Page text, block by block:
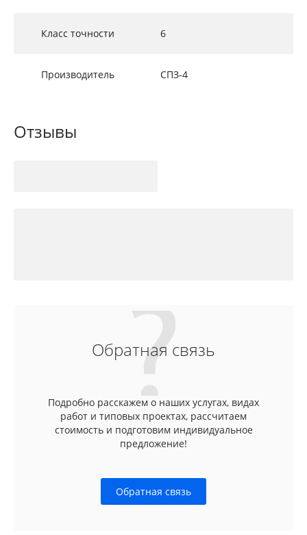
Класс точности 6
Производитель СПЗ-4
Отзывы
Обратная связь
Подробно расскажем о наших услугах, видах
работ и типовых проектах, рассчитаем
стоимость и подготовим индивидуальное
предложение!
Обратная связь